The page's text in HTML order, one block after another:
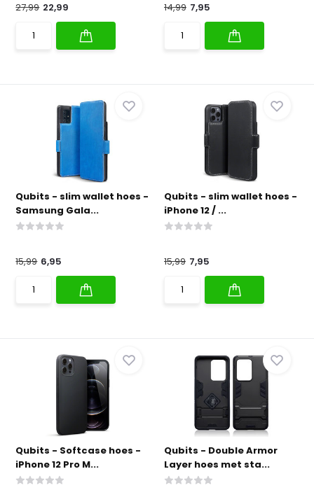
27,99 22,99 14,99 7,95
Qubits - slim wallet hoes -
Samsung Gala...
15,99 6,95
Qubits - slim wallet hoes -
iPhone 12 / ...
15,99 7,95
Qubits - Softcase hoes -
iPhone 12 Pro M...
Qubits - Double Armor
Layer hoes met sta...